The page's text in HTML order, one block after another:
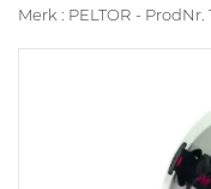
Merk : PELTOR ProdNr.